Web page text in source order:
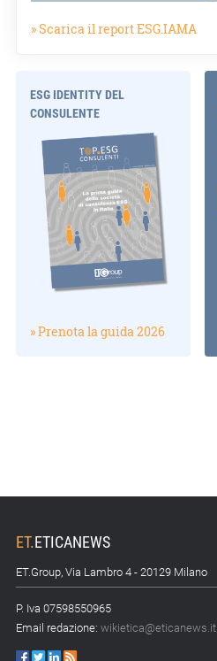
» Scarica il report ESG.IAMA
ESG IDENTITY DEL
CONSULENTE
» Prenota la guida 2026
ET.ETICANEWS
ET.Group, Via Lambro 4 - 20129 Milano
P. Iva 07598550965
Email redazione: wikietica@eticanews.it